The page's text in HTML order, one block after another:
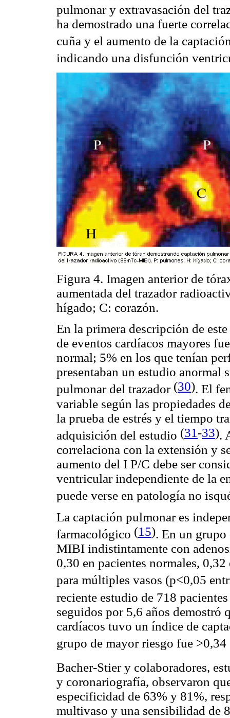
pulmonar y extravasación del
ha demostrado una fuerte
cuña y el aumento de la
indicando una disfunción
Figura 4. Imagen anterior de
aumentada del trazador
hígado; C: corazón.
En la primera descripción de
de eventos cardíacos mayores
normal; 5% en los que tenían
presentaban un estudio anormal
pulmonar del trazador (30). El
variable según las propiedades
la prueba de estrés y el tiempo
adquisición del estudio (31 -33).
correlaciona con la extensión y
aumento del I P/C debe ser
ventricular independiente de la
puede verse en patología no
La captación pulmonar es
farmacológico (15). En un
MIBI indistintamente con
0,30 en pacientes normales,
para múltiples vasos (p<0,05
reciente estudio de 718
seguidos por 5,6 años demostró
cardíacos tuvo un índice de
grupo de mayor riesgo fue >0,34
Bacher-Stier y colaboradores,
y coronariografía, observaron
especificidad de 63% y 81%,
multivaso y una sensibilidad de